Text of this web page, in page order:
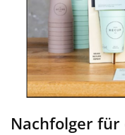
Nachfolger für